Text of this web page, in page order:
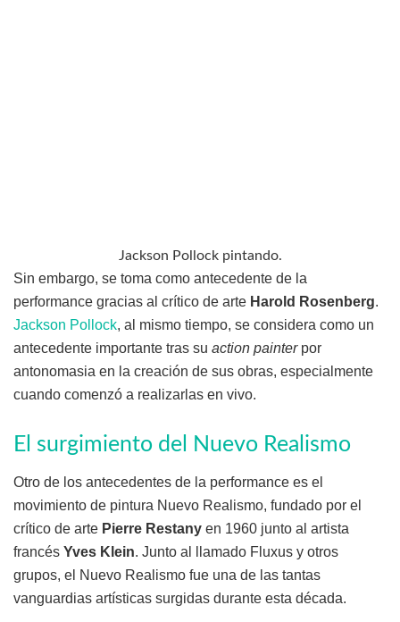
Jackson Pollock pintando.
Sin embargo, se toma como antecedente de la
performance gracias al crítico de arte Harold Rosenberg.
Jackson Pollock, al mismo tiempo, se considera como un
antecedente importante tras su action painterpor
antonomasia en la creación de sus obras, especialmente
cuando comenzó a realizarlas en vivo.
El surgimiento del Nuevo Realismo
Otro de los antecedentes de la performance es el
movimiento de pintura Nuevo Realismo, fundado por el
crítico de arte Pierre Restany en 1960 junto al artista
francés Yves Klein. Junto al llamado Fluxus y otros
grupos, el Nuevo Realismo fue una de las tantas
vanguardias artísticas surgidas durante esta década.